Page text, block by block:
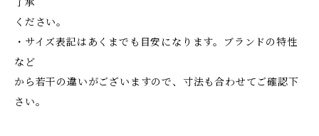
ください。
・サイズ表記はあくまでも目安になります。ブランドの特性
など
から若干の違いがございますので、寸法も合わせてご確認下
さい。